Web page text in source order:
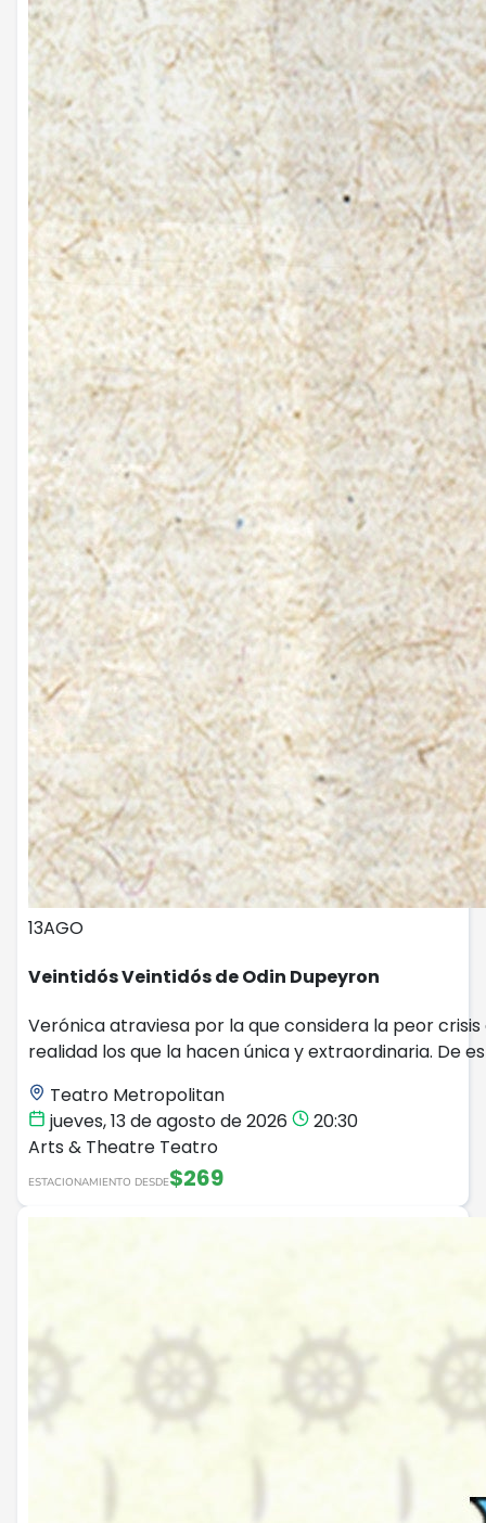
13AGO
Veintidós Veintidós de Odin Dupeyron
Verónica atraviesa por la que considera la peor
realidad los que la hacen única y extraordinaria. De
Teatro Metropolitan
jueves, 13 de agosto de 2026
20:30
Arts & Theatre Teatro
ESTACIONAMIENTO DESDE$269